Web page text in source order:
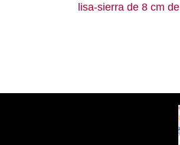
lisa-sierra de 8 cm